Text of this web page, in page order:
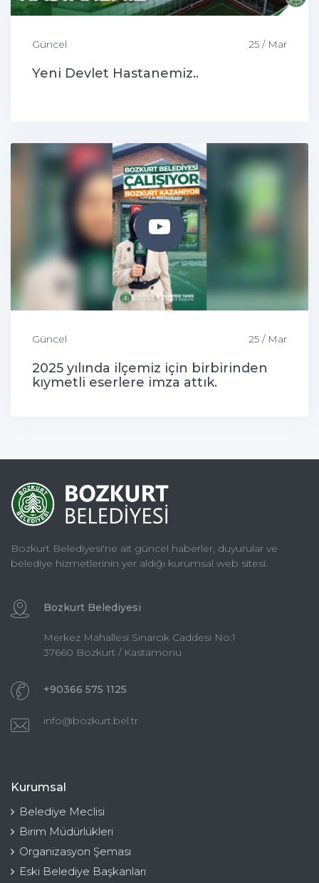
Güncel 25 / Mar
Yeni Devlet Hastanemiz..
Güncel 25 / Mar
2025 yılında ilçemiz için birbirinden
kıymetli eserlere imza attık.
Bozkurt Belediyesi'ne ait güncel haberler, duyurular ve
belediye hizmetlerinin yer aldığı kurumsal web sitesi.
Bozkurt Belediyesi
Merkez Mahallesi Sınarcık Caddesi No:1
37660 Bozkurt / Kastamonu
+90366 575 1125
info@bozkurt.bel.tr
Kurumsal
Belediye Meclisi
Birim Müdürlükleri
Organizasyon Şeması
Eski Belediye Başkanları